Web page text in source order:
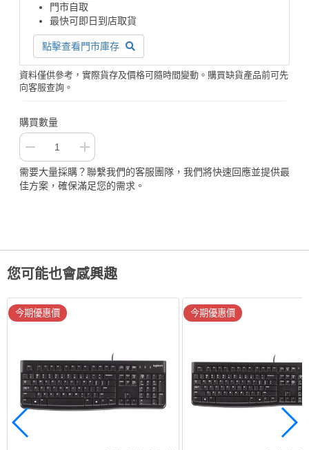
門市自取
最快可即日到店取貨
點擊查看門市庫存
資料僅供參考，實際貨存及價格可隨時間變動。購買缺貨產品前可先
向客服查詢。
購買數量
需要大量採購？聯繫我們的客服團隊，我們將快速回應並提供最
佳方案，確保滿足您的需求。
您可能也會感興趣
今期優惠價 今期優惠價